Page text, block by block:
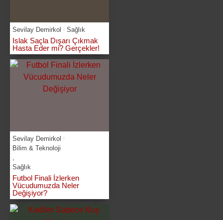
Sevilay Demirkol Sağlık
Islak Saçla Dışarı Çıkmak
Hasta Eder mi? Gerçekler!
Sevilay Demirkol
Bilim & Teknoloji
Sağlık
Futbol Finali İzlerken
Vücudumuzda Neler
Değişiyor?